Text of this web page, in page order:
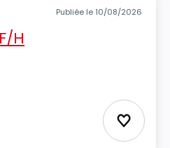
Publiée le 10/08/2026
H
Ajouter